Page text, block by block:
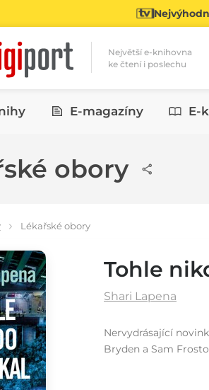
Největší e-knihovna
ke čtení i poslechu
E-magazíny E-
obory
Lékařské obory
Tohle
Shari Lapena
Nervydrásající
Bryden a Sam